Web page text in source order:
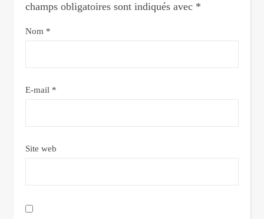
champs obligatoires sont indiqués avec *
Nom *
E-mail *
Site web